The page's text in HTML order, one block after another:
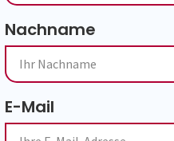
Nachname
E-Mail